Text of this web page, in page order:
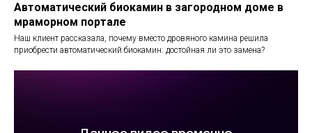
Автоматический биокамин в загородном доме в
мраморном портале
Наш клиент рассказала, почему вместо дровяного камина решила
приобрести автоматический биокамин: достойная ли это замена?